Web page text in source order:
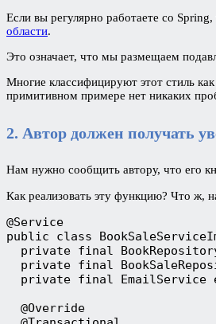
Если вы регулярно работаете со
области.
Это означает, что мы размещаем
Многие классифицируют этот стиль
примитивном примере нет никаких
2. Автор должен получать
Нам нужно сообщить автору, что его
Как реализовать эту функцию? Что ж,
@Service
public class
private final
private final
private final EmailService
  @Override